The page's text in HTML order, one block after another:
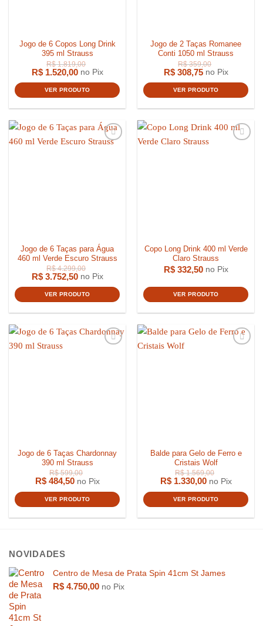
Jogo de 6 Copos Long Drink
395 ml Strauss
R$1.520,00 no Pix
VER PRODUTO
Jogo de 2 Taças Romanee
Conti 1050 ml Strauss
R$308,75 no Pix
VER PRODUTO
Jogo de 6 Taças para Água
460 ml Verde Escuro Strauss
R$3.752,50 no Pix
VER PRODUTO
Copo Long Drink 400 ml Verde
Claro Strauss
R$332,50 no Pix
VER PRODUTO
Jogo de 6 Taças Chardonnay
390 ml Strauss
R$484,50 no Pix
VER PRODUTO
Balde para Gelo de Ferro e
Cristais Wolf
R$1.330,00 no Pix
VER PRODUTO
NOVIDADES
Centro de Mesa de Prata Spin 41cm St James
R$ 4.750,00 no Pix